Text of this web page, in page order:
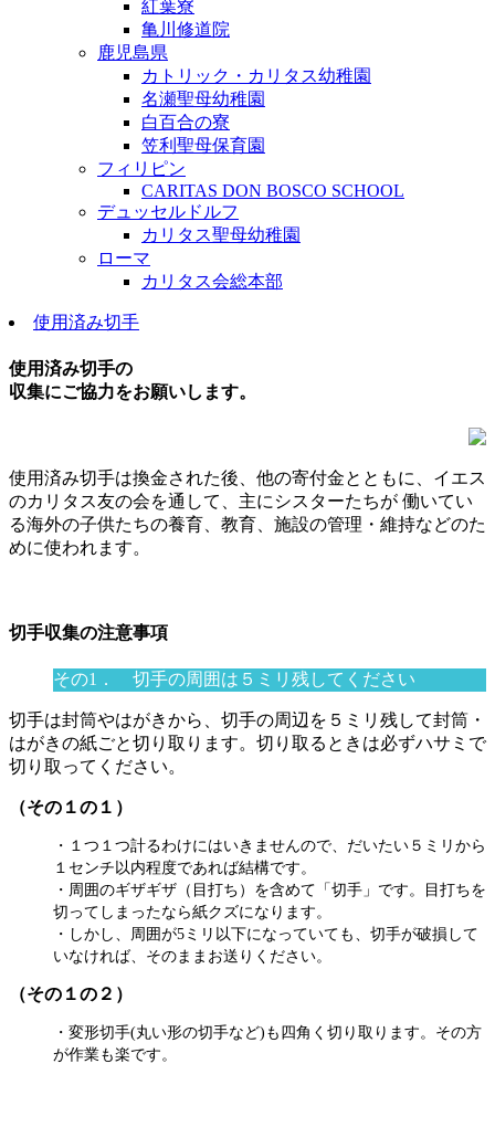
紅葉寮
亀川修道院
鹿児島県
カトリック・カリタス幼稚園
名瀬聖母幼稚園
白百合の寮
笠利聖母保育園
フィリピン
CARITAS DON BOSCO SCHOOL
デュッセルドルフ
カリタス聖母幼稚園
ローマ
カリタス会総本部
使用済み切手
使用済み切手の
収集にご協力をお願いします。
使用済み切手は換金された後、他の寄付金とともに、イエス
のカリタス友の会を通して、主にシスターたちが 働いてい
る海外の子供たちの養育、教育、施設の管理・維持などのた
めに使われます。
切手収集の注意事項
その1． 切手の周囲は５ミリ残してください
切手は封筒やはがきから、切手の周辺を５ミリ残して封筒・
はがきの紙ごと切り取ります。切り取るときは必ずハサミで
切り取ってください。
（その１の１）
・１つ１つ計るわけにはいきませんので、だいたい５ミリから
１センチ以内程度であれば結構です。
・周囲のギザギザ（目打ち）を含めて「切手」です。目打ちを
切ってしまったなら紙クズになります。
・しかし、周囲が5ミリ以下になっていても、切手が破損して
いなければ、そのままお送りください。
（その１の２）
・変形切手(丸い形の切手など)も四角く切り取ります。その方
が作業も楽です。